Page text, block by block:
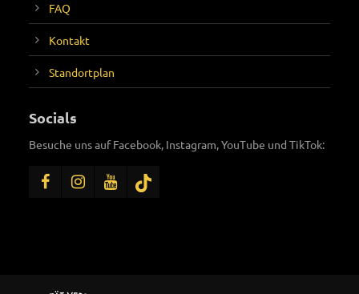
FAQ
Kontakt
Standortplan
Socials
Besuche uns auf Facebook, Instagram, YouTube und TikTok: